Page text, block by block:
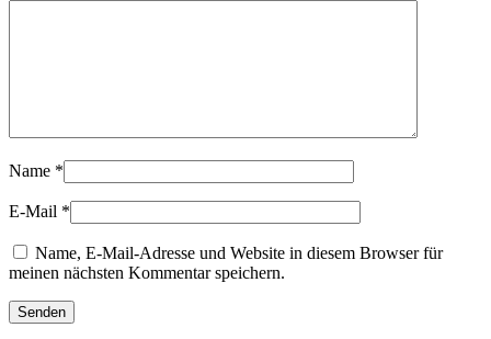
Name *
E-Mail *
Name, E-Mail-Adresse und Website in diesem Browser für
meinen nächsten Kommentar speichern.